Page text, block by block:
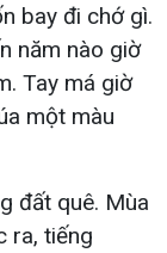
bay đi chớ gì.
năm nào giờ
Tay má giờ
một màu
đất quê. Mùa
ra, tiếng